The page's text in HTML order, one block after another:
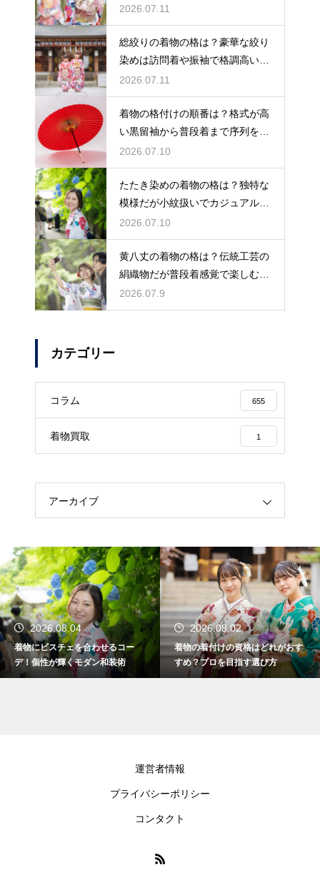
着
2026.07.11
総絞りの着物の格は？豪華な絞り
染めは訪問着や振袖で格調高い印
象に
2026.07.11
着物の格付けの順番は？格式が高
い黒留袖から普段着まで序列を解
説
2026.07.10
たたき染めの着物の格は？独特な
模様だが小紋扱いでカジュアルに
着こなす
2026.07.10
黄八丈の着物の格は？伝統工芸の
絹織物だが普段着感覚で楽しむお
しゃれ着
2026.07.9
カテゴリー
コラム 655
着物買取 1
アーカイブ
2026.08.04
着物にビスチェを合わせるコー
デ！個性が輝くモダン和装術
2026.08.02
着物の着付けの資格はどれがおす
すめ？プロを目指す選び方
運営者情報
プライバシーポリシー
コンタクト